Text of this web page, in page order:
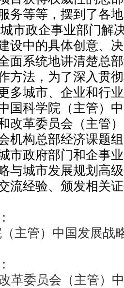
务等等，摆到了各
市政企事业部门解
设中的具体创意、
面系统地讲清楚总
方法， 为了深入贯
多城市、企业和行
国科学院（主管）
改革委员会（主管
机构总部经济课题组
市政府部门和企事
与城市发展规划高
流经验、颁发相关
主管）中国发展战
革委员会（主管）